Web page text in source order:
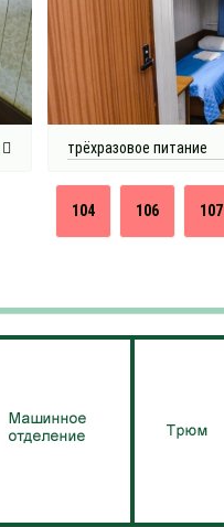
трёхразовое питание
104 106 107